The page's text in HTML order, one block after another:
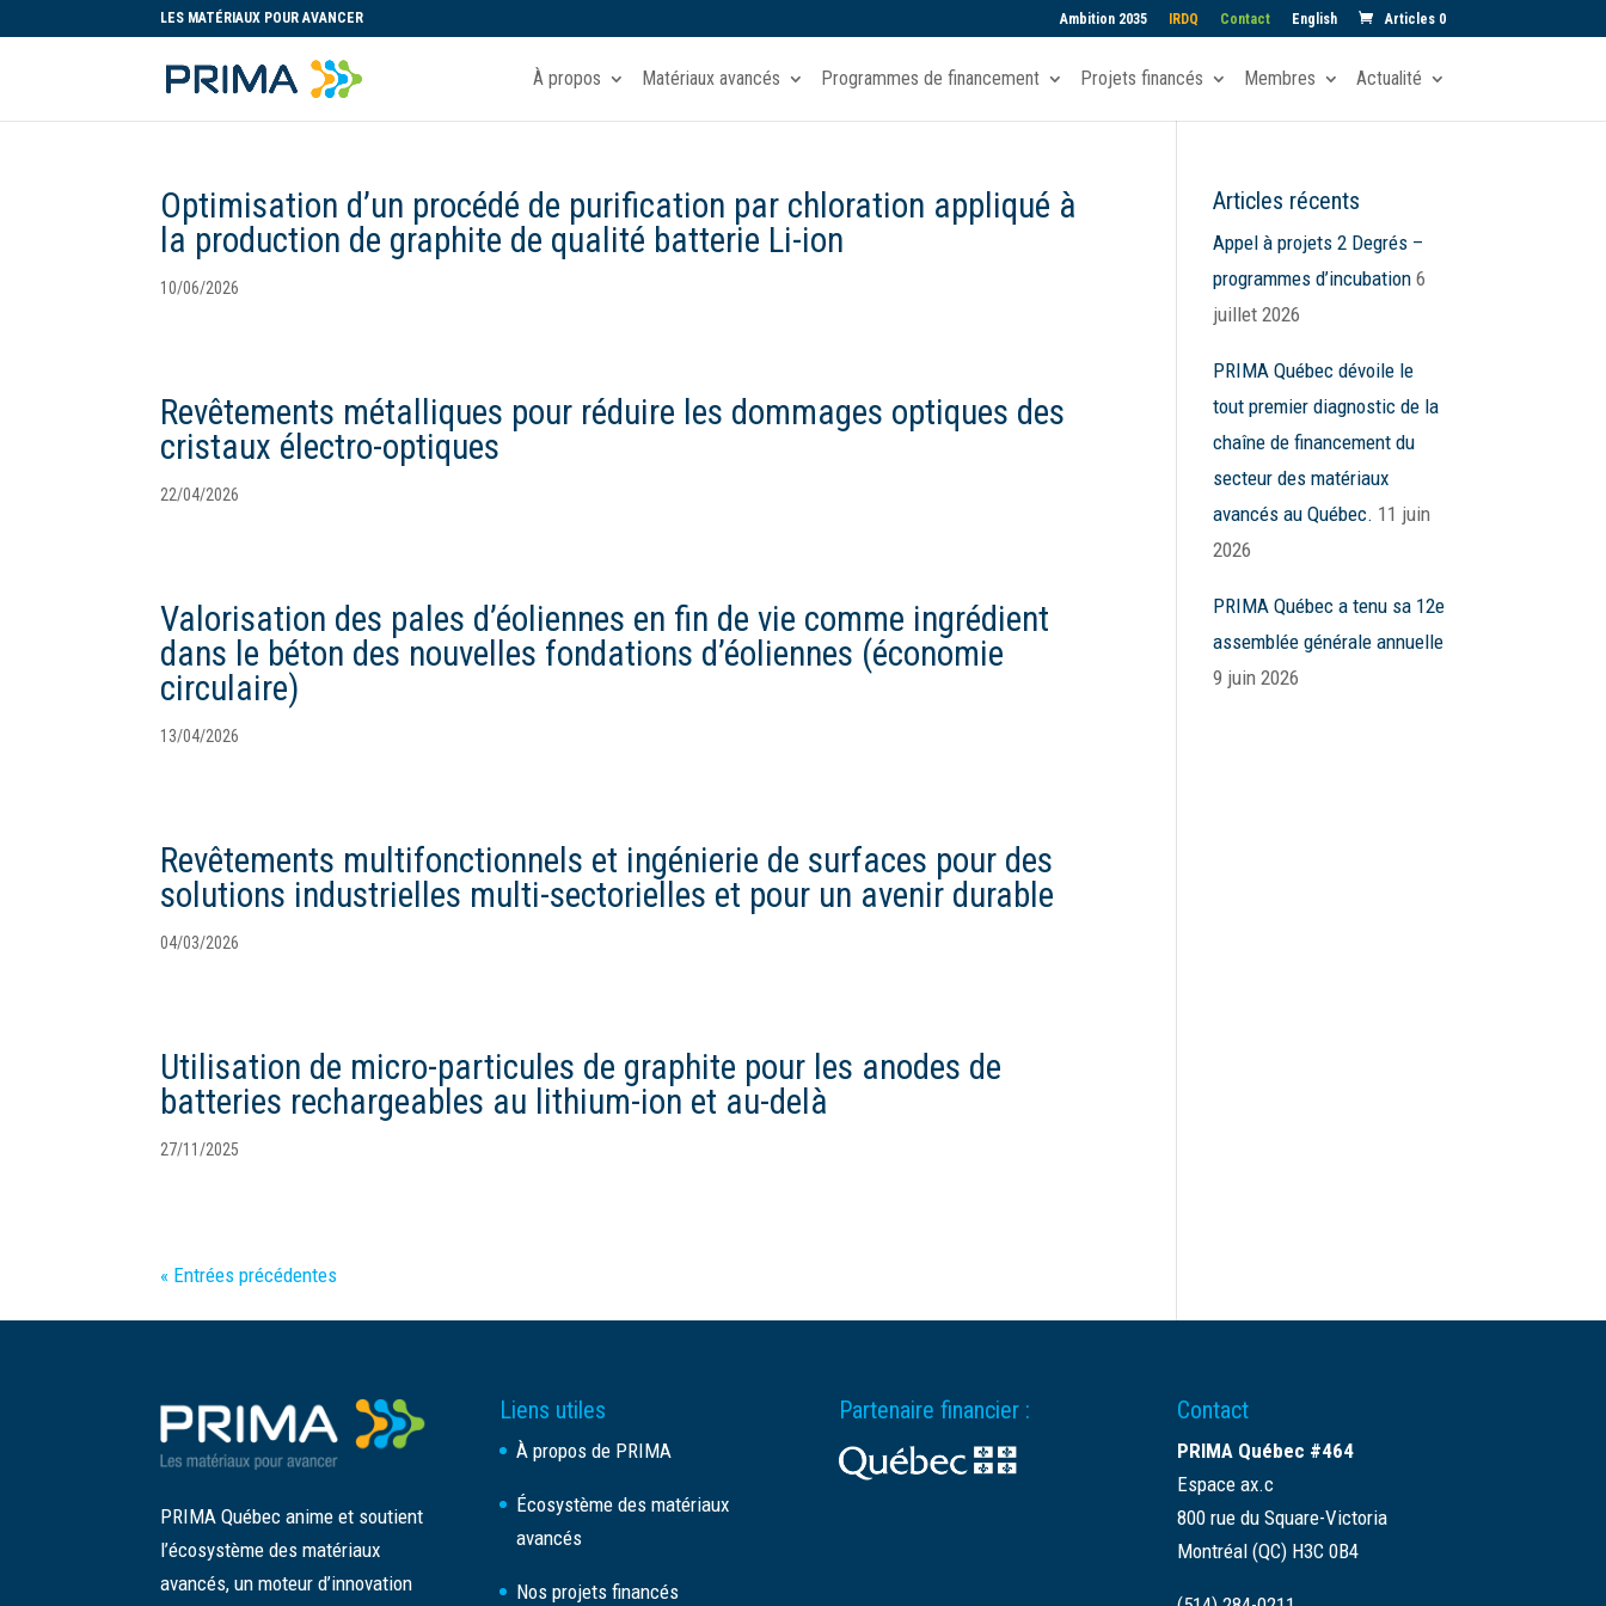
LES MATÉRIAUX POUR AVANCER Ambition 2035 IRDQ Contact English Articles 0
À propos Matériaux avancés Programmes de financement Projets financés Membres Actualité
Optimisation d’un procédé de purification par chloration appliqué à
la production de graphite de qualité batterie Li-ion
10/06/2026
Revêtements métalliques pour réduire les dommages optiques des
cristaux électro-optiques
22/04/2026
Valorisation des pales d’éoliennes en fin de vie comme ingrédient
dans le béton des nouvelles fondations d’éoliennes (économie
circulaire)
13/04/2026
Revêtements multifonctionnels et ingénierie de surfaces pour des
solutions industrielles multi-sectorielles et pour un avenir durable
04/03/2026
Utilisation de micro-particules de graphite pour les anodes de
batteries rechargeables au lithium-ion et au-delà
27/11/2025
« Entrées précédentes
Articles récents
Appel à projets 2 Degrés –
programmes d’incubation 6
juillet 2026
PRIMA Québec dévoile le
tout premier diagnostic de la
chaîne de financement du
secteur des matériaux
avancés au Québec. 11 juin
2026
PRIMA Québec a tenu sa 12e
assemblée générale annuelle
9 juin 2026
PRIMA Québec anime et soutient
l’écosystème des matériaux
avancés, un moteur d’innovation
Liens utiles
À propos de PRIMA
Écosystème des matériaux
avancés
Nos projets financés
Partenaire financier : Contact
PRIMA Québec #464
Espace ax.c
800 rue du Square-Victoria
Montréal (QC) H3C 0B4